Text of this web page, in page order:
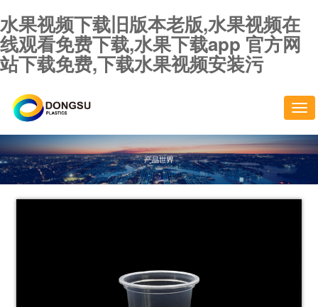
水果视频下载旧版本老版,水果视频在
线观看免费下载,水果下载app 官方网
站下载免费,下载水果视频安装污
切
导
航